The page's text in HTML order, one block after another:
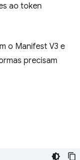
ao token
o Manifest V3 e
precisam